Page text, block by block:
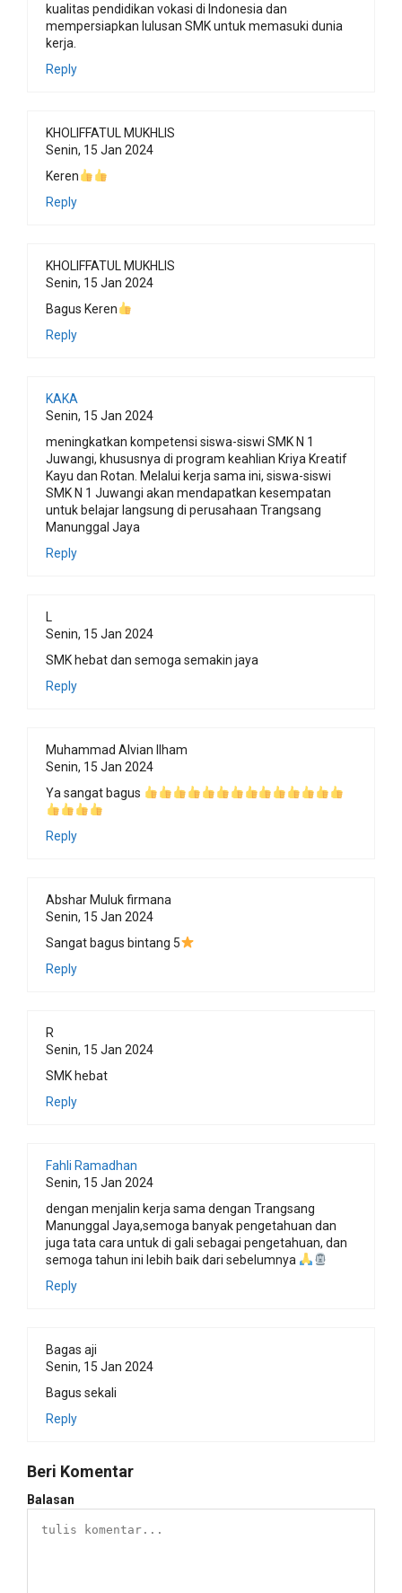
kualitas pendidikan vokasi di Indonesia dan
mempersiapkan lulusan SMK untuk memasuki dunia
kerja.
Reply
KHOLIFFATUL MUKHLIS
Senin, 15 Jan 2024
Keren
Reply
KHOLIFFATUL MUKHLIS
Senin, 15 Jan 2024
Bagus Keren
Reply
KAKA
Senin, 15 Jan 2024
meningkatkan kompetensi siswa-siswi SMK N 1
Juwangi, khususnya di program keahlian Kriya Kreatif
Kayu dan Rotan. Melalui kerja sama ini, siswa-siswi
SMK N 1 Juwangi akan mendapatkan kesempatan
untuk belajar langsung di perusahaan Trangsang
Manunggal Jaya
Reply
L
Senin, 15 Jan 2024
SMK hebat dan semoga semakin jaya
Reply
Muhammad Alvian Ilham
Senin, 15 Jan 2024
Ya sangat bagus
Reply
Abshar Muluk firmana
Senin, 15 Jan 2024
Sangat bagus bintang 5
Reply
R
Senin, 15 Jan 2024
SMK hebat
Reply
Fahli Ramadhan
Senin, 15 Jan 2024
dengan menjalin kerja sama dengan Trangsang
Manunggal Jaya,semoga banyak pengetahuan dan
juga tata cara untuk di gali sebagai pengetahuan, dan
semoga tahun ini lebih baik dari sebelumnya
Reply
Bagas aji
Senin, 15 Jan 2024
Bagus sekali
Reply
Beri Komentar
Balasan